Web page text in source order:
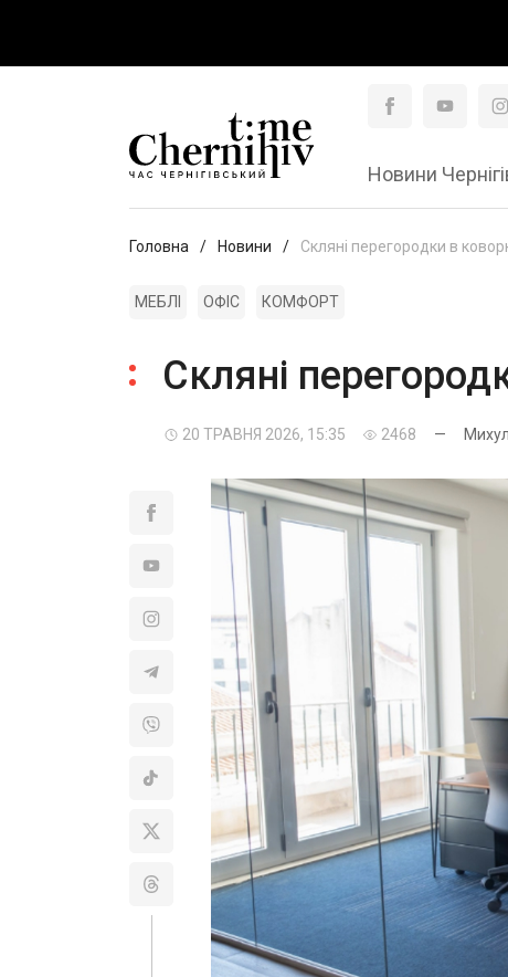
Новини
Головна Новини Скляні перегородки в
МЕБЛІ ОФІС КОМФОРТ
Скляні
20 ТРАВНЯ 2026, 15:35 2468 —